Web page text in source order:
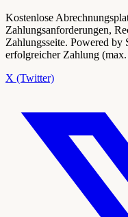
Kostenlose
Zahlungsanforderungen,
Zahlungsseite. Powered
erfolgreicher Zahlung
X (Twitter)